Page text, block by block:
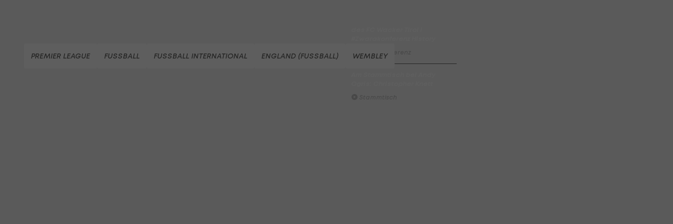
Zwarakonferenz
PREMIER LEAGUE FUSSBALL FUSSBALL INTERNATIONAL ENGLAND (FUSSBALL) WEMBLEY